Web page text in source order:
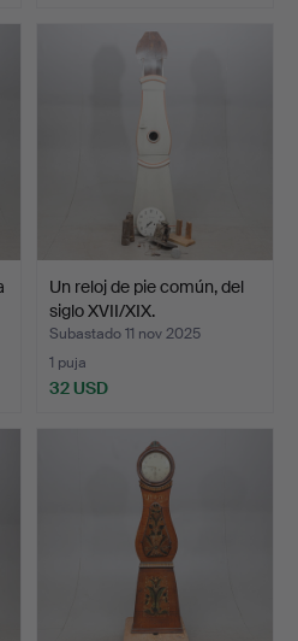
Un reloj de pie común, del
siglo XVII/XIX.
Subastado 11 nov 2025
1 puja
32 USD